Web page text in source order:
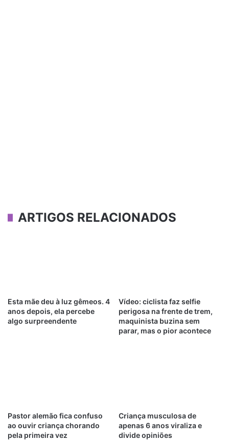
ARTIGOS RELACIONADOS
Esta mãe deu à luz gêmeos. 4
anos depois, ela percebe
algo surpreendente
Vídeo: ciclista faz selfie
perigosa na frente de trem,
maquinista buzina sem
parar, mas o pior acontece
Pastor alemão fica confuso
ao ouvir criança chorando
pela primeira vez
Criança musculosa de
apenas 6 anos viraliza e
divide opiniões